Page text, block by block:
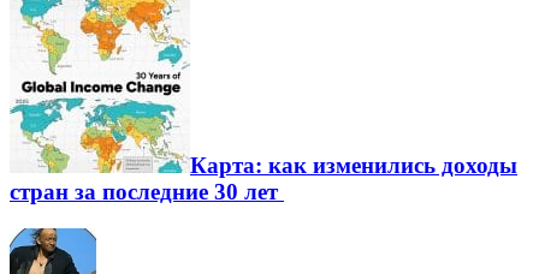
Карта: как изменились доходы
стран за последние 30 лет